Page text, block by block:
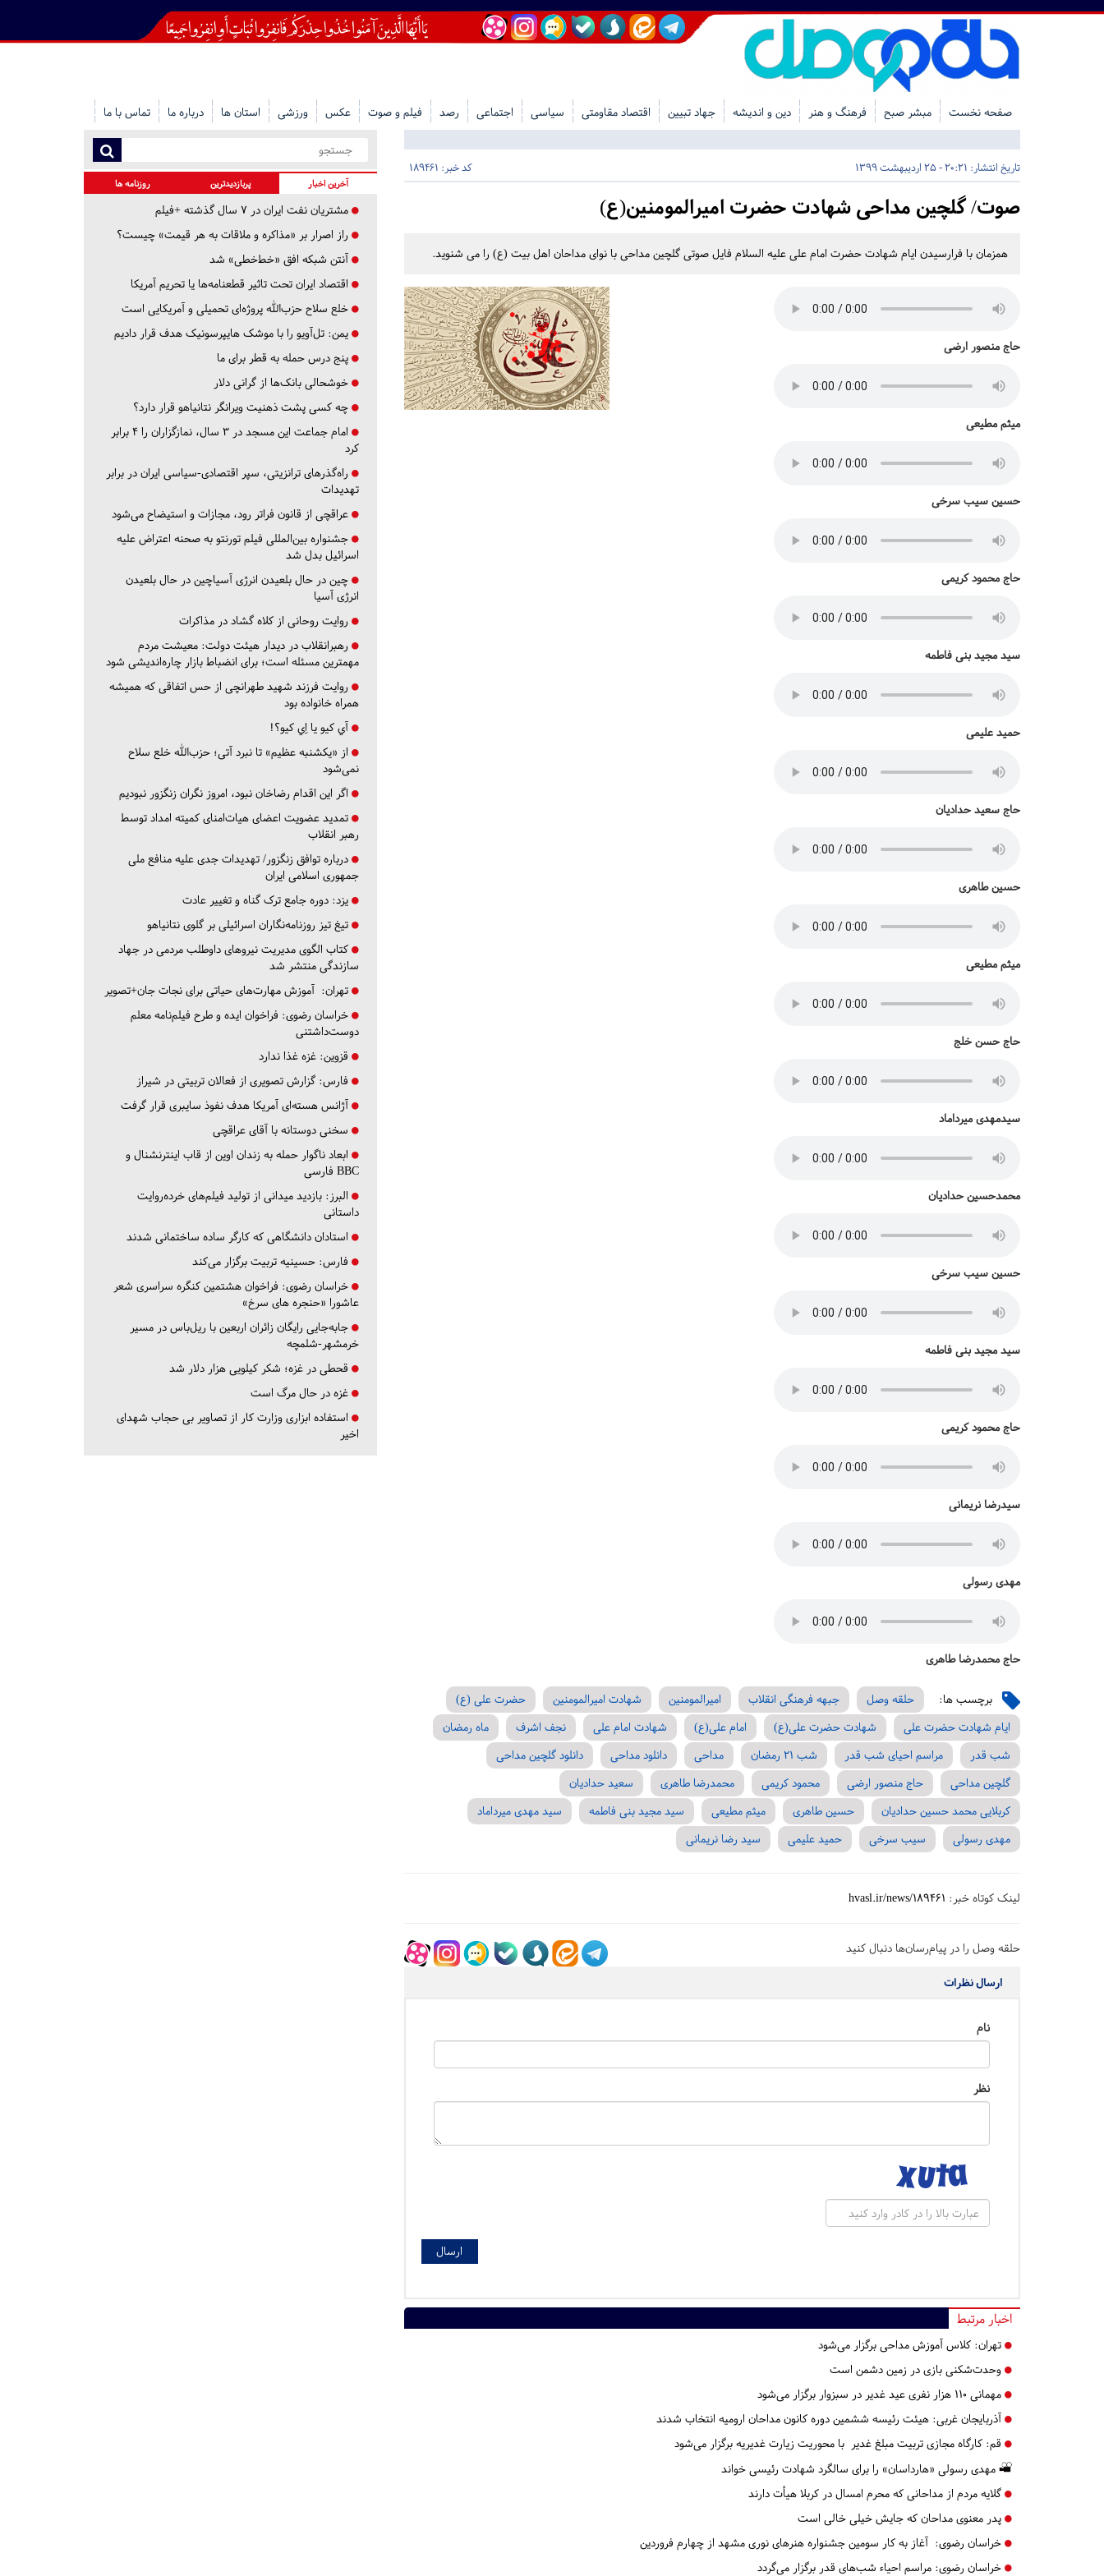
صفحه نخست مبشر صبح فرهنگ و هنر دین و اندیشه جهاد تبیین اقتصاد مقاومتی سیاسی اجتماعی رصد فیلم و صوت عکس ورزشی استان ها درباره ما تماس با ما
تاریخ انتشار: 20:21 - 25 اردیبهشت 1399 کد خبر: 189461
صوت/ گلچین مداحی شهادت حضرت امیرالمومنین(ع)
همزمان با فرارسیدن ایام شهادت حضرت امام علی علیه السلام فایل صوتی گلچین مداحی با نوای مداحان اهل بیت (ع) را می شنوید.
حاج منصور ارضی
میثم مطیعی
حسین سیب سرخی
حاج محمود کریمی
سید مجید بنی فاطمه
حمید علیمی
حاج سعید حدادیان
حسین طاهری
میثم مطیعی
حاج حسن خلج
سیدمهدی میرداماد
محمدحسین حدادیان
حسین سیب سرخی
سید مجید بنی فاطمه
حاج محمود کریمی
سیدرضا نریمانی
مهدی رسولی
حاج محمدرضا طاهری
برچسب ها: حلقه وصل جبهه فرهنگی انقلاب امیرالمومنین شهادت امیرالمومنین
حضرت علی (ع)
ایام شهادت حضرت علی
شهادت حضرت علی(ع) امام علی(ع) شهادت امام علی نجف اشرف
ماه رمضان
شب قدر
مراسم احیای شب قدر شب 21 رمضان مداحی دانلود مداحی
دانلود گلچین مداحی
گلچین مداحی
حاج منصور ارضی محمود کریمی محمدرضا طاهری
سعید حدادیان
کربلایی محمد حسین حدادیان
حسین طاهری میثم مطیعی سید مجید بنی فاطمه
سید مهدی میرداماد
مهدی رسولی
سیب سرخی حمید علیمی سید رضا نریمانی
لینک کوتاه خبر: hvasl.ir/news/189461
حلقه وصل را در پیام‌رسان‌ها دنبال کنید
ارسال نظرات
نام
نظر
اخبار مرتبط
تهران: کلاس آموزش مداحی برگزار می‌شود
وحدت‌شکنی بازی در زمین دشمن است
مهمانی 110 هزار نفری عید غدیر در سبزوار برگزار می‌شود
آذربایجان غربی: هیئت رئیسه ششمین دوره کانون مداحان ارومیه انتخاب شدند
قم: کارگاه مجازی تربیت مبلغ غدیر با محوریت زیارت غدیریه برگزار می‌شود
مهدی رسولی «هارداسان» را برای سالگرد شهادت رئیسی خواند
گلایه مردم از مداحانی که محرم امسال در کربلا هیأت دارند
پدر معنوی مداحان که جایش خیلی خالی است
خراسان رضوی: آغاز به کار سومین جشنواره هنرهای نوری مشهد از چهارم فروردین
خراسان رضوی: مراسم‌ احیاء شب‌های قدر برگزار می‌گردد
آخرین اخبار پربازدیدترین روزنامه ها
مشتریان نفت ایران در ۷ سال گذشته +فیلم
راز اصرار بر «مذاکره و ملاقات به هر قیمت» چیست؟
آنتن شبکه افق «خط‌خطی» شد
اقتصاد ایران تحت تاثیر قطعنامه‌ها یا تحریم‌ آمریکا
خلع سلاح حزب‌الله پروژه‌ای تحمیلی و آمریکایی است
یمن: تل‌آویو را با موشک هایپرسونیک هدف قرار دادیم
پنج درس‌ حمله به قطر برای ما
خوشحالی بانک‌ها از گرانی دلار
چه کسی پشت ذهنیت ویرانگر نتانیاهو قرار دارد؟
امام جماعت این مسجد در ۳ سال، نمازگزاران را ۴ برابر
کرد
راه‌گذرهای ترانزیتی، سپر اقتصادی-سیاسی ایران در برابر
تهدیدات
عراقچی از قانون فراتر رود، مجازات و استیضاح می‌شود
جشنواره بین‌المللی فیلم تورنتو به صحنه اعتراض علیه
اسرائیل بدل شد
چین در حال بلعیدن انرژی آسیاچین در حال بلعیدن
انرژی آسیا
روایت روحانی از کلاه گشاد در مذاکرات
رهبرانقلاب در دیدار هیئت دولت: معیشت مردم
مهمترین مسئله است؛ برای انضباط بازار چاره‌اندیشی شود
روایت فرزند شهید طهرانچی از حس اتفاقی که همیشه
همراه خانواده بود
آي كيو يا اِي كيو؟!
از «یکشنبه عظیم» تا نبرد آتی؛ حزب‌الله خلع سلاح
نمی‌شود
اگر این اقدام رضاخان نبود، امروز نگران زنگزور نبودیم
تمدید عضویت اعضای هیات‌امنای کمیته امداد توسط
رهبر انقلاب
درباره توافق زنگزور/ تهدیدات جدی علیه منافع ملی
جمهوری اسلامی ایران
یزد: دوره جامع ترک گناه و تغییر عادت
تیغ تیز روزنامه‌نگاران اسرائیلی بر گلوی نتانیاهو
کتاب الگوی مدیریت نیروهای داوطلب مردمی در جهاد
سازندگی منتشر شد
تهران: آموزش مهارت‌های حیاتی برای نجات جان+تصویر
خراسان رضوی: فراخوان ایده و طرح فیلم‌نامه معلم
دوست‌داشتنی
قزوین: غزه غذا ندارد
فارس: گزارش تصویری از فعالان تربیتی در شیراز
آژانس هسته‌ای آمریکا هدف نفوذ سایبری قرار گرفت
سخنی دوستانه با آقای عراقچی
ابعاد ناگوار حمله به زندان اوین از قاب اینترنشنال و
BBC فارسی
البرز: بازدید میدانی از تولید فیلم‌های خرده‌روایت
داستانی
استادان دانشگاهی که کارگر ساده ساختمانی شدند
فارس: حسینیه تربیت برگزار می‌کند
خراسان رضوی: فراخوان هشتمین کنگره سراسری شعر
عاشورا «حنجره های سرخ»
جابه‌جایی رایگان زائران اربعین با ریل‌باس در مسیر
خرمشهر-شلمچه
قحطی در غزه؛ شکر کیلویی هزار دلار شد
غزه در حال مرگ است
استفاده ابزاری وزارت کار از تصاویر بی حجاب شهدای
اخیر